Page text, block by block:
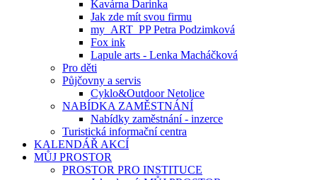
Kavárna Darinka
Jak zde mít svou firmu
my_ART_PP Petra Podzimková
Fox ink
Lapule arts - Lenka Macháčková
Pro děti
Půjčovny a servis
Cyklo&Outdoor Netolice
NABÍDKA ZAMĚSTNÁNÍ
Nabídky zaměstnání - inzerce
Turistická informační centra
KALENDÁŘ AKCÍ
MŮJ PROSTOR
PROSTOR PRO INSTITUCE